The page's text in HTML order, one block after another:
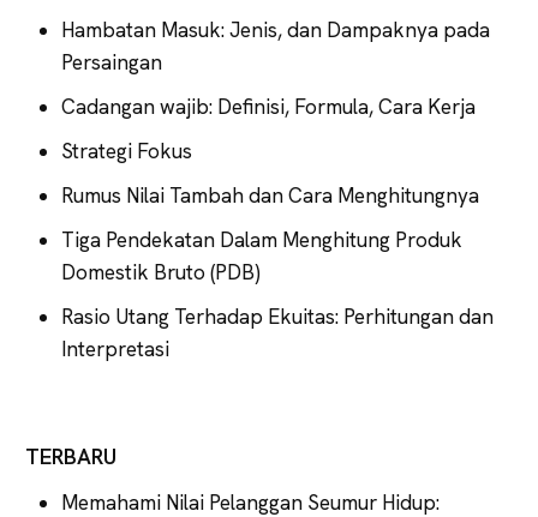
Hambatan Masuk: Jenis, dan Dampaknya pada
Persaingan
Cadangan wajib: Definisi, Formula, Cara Kerja
Strategi Fokus
Rumus Nilai Tambah dan Cara Menghitungnya
Tiga Pendekatan Dalam Menghitung Produk
Domestik Bruto (PDB)
Rasio Utang Terhadap Ekuitas: Perhitungan dan
Interpretasi
TERBARU
Memahami Nilai Pelanggan Seumur Hidup: